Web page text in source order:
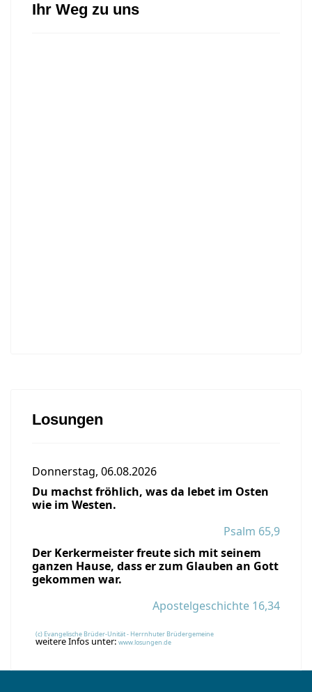
Ihr Weg zu uns
Losungen
Donnerstag, 06.08.2026
Du machst fröhlich, was da lebet im Osten
wie im Westen.
Psalm 65,9
Der Kerkermeister freute sich mit seinem
ganzen Hause, dass er zum Glauben an Gott
gekommen war.
Apostelgeschichte 16,34
(c) Evangelische Brüder-Unität - Herrnhuter Brüdergemeine
weitere Infos unter: www.losungen.de